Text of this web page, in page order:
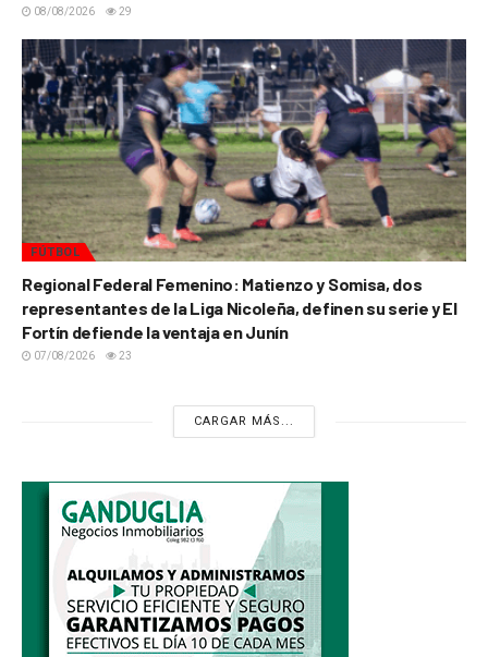
08/08/2026 29
FÚTBOL
Regional Federal Femenino: Matienzo y Somisa, dos
representantes de la Liga Nicoleña, definen su serie y El
Fortín defiende la ventaja en Junín
07/08/2026 23
CARGAR MÁS...